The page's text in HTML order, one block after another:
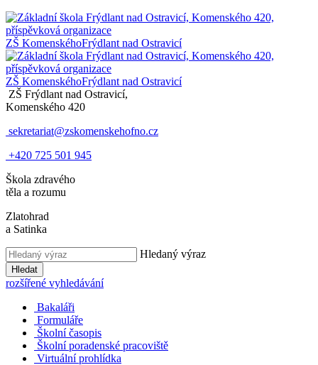
ZŠ KomenskéhoFrýdlant nad Ostravicí
ZŠ KomenskéhoFrýdlant nad Ostravicí
ZŠ Frýdlant nad Ostravicí,
Komenského 420
sekretariat@zskomenskehofno.cz
+420 725 501 945
Škola zdravého
těla a rozumu
Zlatohrad
a Satinka
Hledaný výraz
Hledat
rozšířené vyhledávání
Bakaláři
Formuláře
Školní časopis
Školní poradenské pracoviště
Virtuální prohlídka